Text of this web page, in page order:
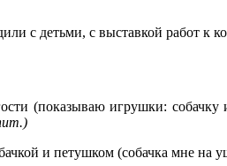
с детьми, с выставкой работ
(показываю игрушки: собачку
и петушком (собачка мне на